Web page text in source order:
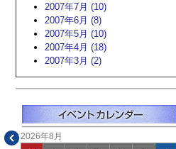
2007年7月 (10)
2007年6月 (8)
2007年5月 (10)
2007年4月 (18)
2007年3月 (2)
2026年8月